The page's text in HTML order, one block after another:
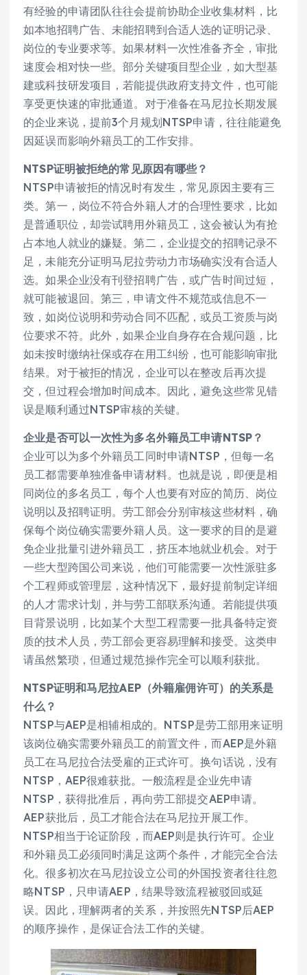
有经验的申请团队往往会提前协助企业收集材料，比
如本地招聘广告、未能招聘到合适人选的证明记录、
岗位的专业要求等。如果材料一次性准备齐全，审批
速度会相对快一些。部分关键项目型企业，如大型基
建或科技研发项目，若能提供政府支持文件，也可能
享受更快速的审批通道。对于准备在马尼拉长期发展
的企业来说，提前3个月规划NTSP申请，往往能避免
因延误而影响外籍员工的工作安排。
NTSP证明被拒绝的常见原因有哪些？
NTSP申请被拒的情况时有发生，常见原因主要有三
类。第一，岗位不符合外籍人才的合理性要求，比如
是普通职位，却尝试聘用外籍员工，这会被认为有抢
占本地人就业的嫌疑。第二，企业提交的招聘记录不
足，未能充分证明马尼拉劳动力市场确实没有合适人
选。如果企业没有刊登招聘广告，或广告时间过短，
就可能被退回。第三，申请文件不规范或信息不一
致，如岗位说明和劳动合同不匹配，或员工资质与岗
位要求不符。此外，如果企业自身存在合规问题，比
如未按时缴纳社保或存在用工纠纷，也可能影响审批
结果。对于被拒的情况，企业可以在整改后再次提
交，但过程会增加时间成本。因此，避免这些常见错
误是顺利通过NTSP审核的关键。
企业是否可以一次性为多名外籍员工申请NTSP？
企业可以为多个外籍员工同时申请NTSP，但每一名
员工都需要单独准备申请材料。也就是说，即便是相
同岗位的多名员工，每个人也要有对应的简历、岗位
说明以及招聘证明。劳工部会分别审核这些材料，确
保每个岗位确实需要外籍人员。这一要求的目的是避
免企业批量引进外籍员工，挤压本地就业机会。对于
一些大型跨国公司来说，他们可能需要一次性派驻多
个工程师或管理层，这种情况下，最好提前制定详细
的人才需求计划，并与劳工部联系沟通。若能提供项
目背景说明，比如某个大型工程需要一批具备特定资
质的技术人员，劳工部会更容易理解和接受。这类申
请虽然繁琐，但通过规范操作完全可以顺利获批。
NTSP证明和马尼拉AEP（外籍雇佣许可）的关系是
什么？
NTSP与AEP是相辅相成的。NTSP是劳工部用来证明
该岗位确实需要外籍员工的前置文件，而AEP是外籍
员工在马尼拉合法受雇的正式许可。换句话说，没有
NTSP，AEP很难获批。一般流程是企业先申请
NTSP，获得批准后，再向劳工部提交AEP申请。
AEP获批后，员工才能合法在马尼拉开展工作。
NTSP相当于论证阶段，而AEP则是执行许可。企业
和外籍员工必须同时满足这两个条件，才能完全合法
化。很多初次在马尼拉设立公司的外国投资者往往忽
略NTSP，只申请AEP，结果导致流程被驳回或延
误。因此，理解两者的关系，并按照先NTSP后AEP
的顺序操作，是保证合法工作的关键。